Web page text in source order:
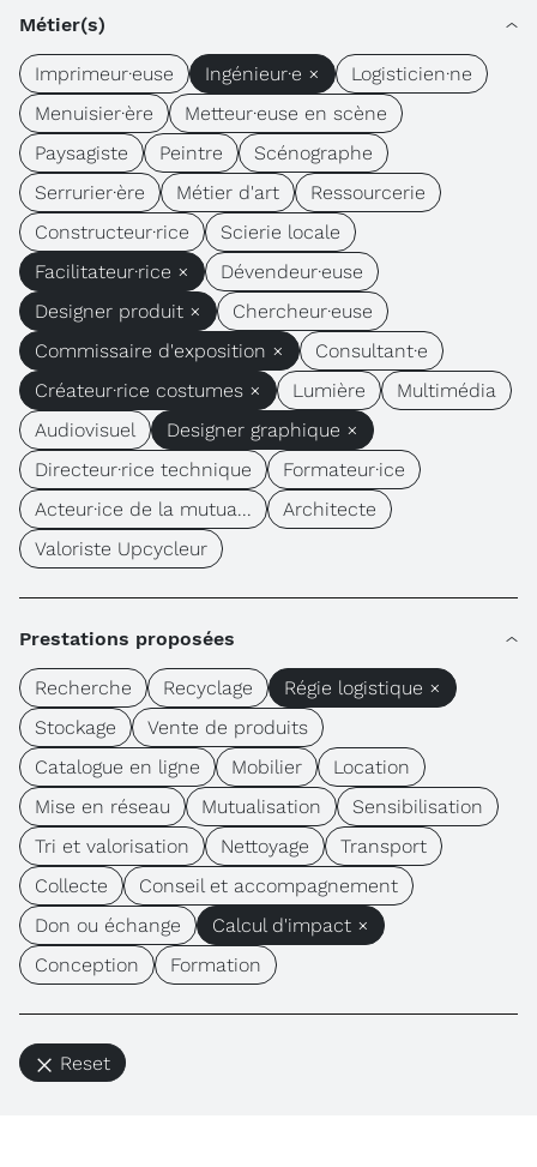
Métier(s)
Imprimeur·euse Ingénieur·e ×
Logisticien·ne
Menuisier·ère
Metteur·euse en scène
Paysagiste
Peintre
Scénographe
Serrurier·ère
Métier d'art
Ressourcerie
Constructeur·rice
Scierie locale
Facilitateur·rice ×
Dévendeur·euse
Designer produit ×
Chercheur·euse
Commissaire d'exposition ×
Consultant·e
Créateur·rice costumes ×
Lumière
Multimédia
Audiovisuel
Designer graphique ×
Directeur·rice technique
Formateur·ice
Acteur·ice de la mutua...
Architecte
Valoriste Upcycleur
Prestations proposées
Recherche Recyclage
Régie logistique ×
Stockage
Vente de produits
Catalogue en ligne
Mobilier
Location
Mise en réseau
Mutualisation
Sensibilisation
Tri et valorisation
Nettoyage
Transport
Collecte
Conseil et accompagnement
Don ou échange
Calcul d'impact ×
Conception
Formation
Reset